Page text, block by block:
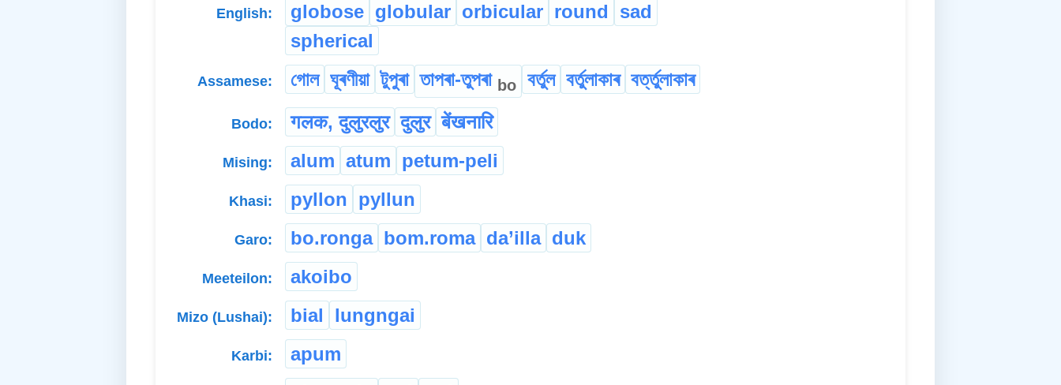
English: globose globular orbicular round
sad
spherical
Assamese: গোল ঘূৰণীয়া টুপুৰা তাপৰা-তুপৰা bo বৰ্তুল বৰ্তুলাকাৰ বৰ্ত্তুলাকাৰ
Bodo: गलक, दुलुरलुर दुलुर बेंखनारि
Mising: alum atum petum-peli
Khasi: pyllon pyllun
Garo: bo.ronga bom.roma da’illa duk
Meeteilon: akoibo
Mizo (Lushai): bial lungngai
Karbi: apum